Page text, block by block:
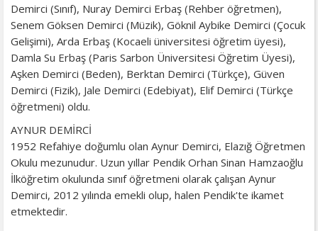
Demirci (Sınıf), Nuray Demirci Erbaş (Rehber öğretmen),
Senem Göksen Demirci (Müzik), Göknil Aybike Demirci (Çocuk
Gelişimi), Arda Erbaş (Kocaeli üniversitesi öğretim üyesi),
Damla Su Erbaş (Paris Sarbon Üniversitesi Öğretim Üyesi),
Aşken Demirci (Beden), Berktan Demirci (Türkçe), Güven
Demirci (Fizik), Jale Demirci (Edebiyat), Elif Demirci (Türkçe
öğretmeni) oldu.
AYNUR DEMİRCİ
1952 Refahiye doğumlu olan Aynur Demirci, Elazığ Öğretmen
Okulu mezunudur. Uzun yıllar Pendik Orhan Sinan Hamzaoğlu
İlköğretim okulunda sınıf öğretmeni olarak çalışan Aynur
Demirci, 2012 yılında emekli olup, halen Pendik'te ikamet
etmektedir.